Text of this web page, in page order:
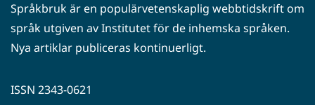
Språkbruk är en populärvetenskaplig webbtidskrift om
språk utgiven av Institutet för de inhemska språken.
Nya artiklar publiceras kontinuerligt.
ISSN 2343-0621